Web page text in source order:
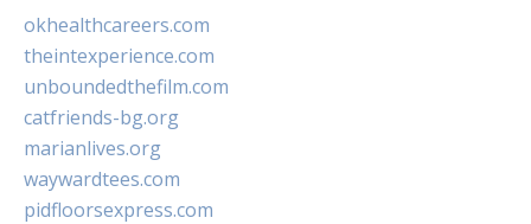
okhealthcareers.com
theintexperience.com
unboundedthefilm.com
catfriends-bg.org
marianlives.org
waywardtees.com
pidfloorsexpress.com